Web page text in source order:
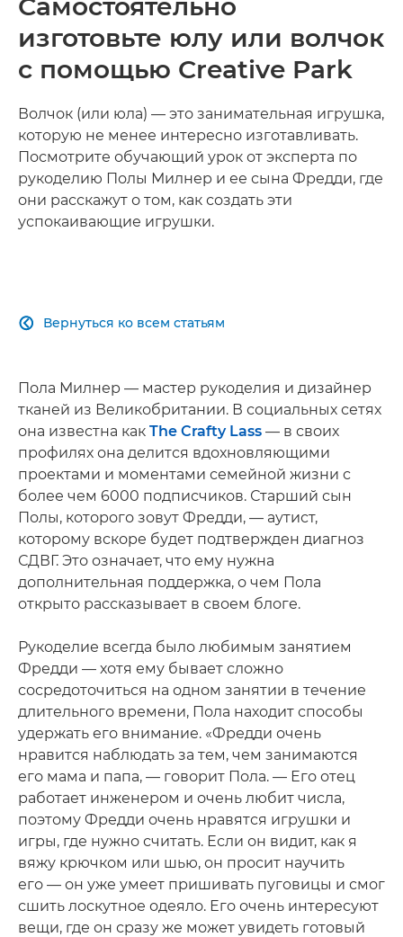
Самостоятельно
изготовьте юлу или волчок
с помощью Creative Park
Волчок (или юла) — это занимательная игрушка,
которую не менее интересно изготавливать.
Посмотрите обучающий урок от эксперта по
рукоделию Полы Милнер и ее сына Фредди, где
они расскажут о том, как создать эти
успокаивающие игрушки.
Вернуться ко всем статьям

Пола Милнер — мастер рукоделия и дизайнер
тканей из Великобритании. В социальных сетях
она известна как The Crafty Lass — в своих
профилях она делится вдохновляющими
проектами и моментами семейной жизни с
более чем 6000 подписчиков. Старший сын
Полы, которого зовут Фредди, — аутист,
которому вскоре будет подтвержден диагноз
СДВГ. Это означает, что ему нужна
дополнительная поддержка, о чем Пола
открыто рассказывает в своем блоге.
Рукоделие всегда было любимым занятием
Фредди — хотя ему бывает сложно
сосредоточиться на одном занятии в течение
длительного времени, Пола находит способы
удержать его внимание. «Фредди очень
нравится наблюдать за тем, чем занимаются
его мама и папа, — говорит Пола. — Его отец
работает инженером и очень любит числа,
поэтому Фредди очень нравятся игрушки и
игры, где нужно считать. Если он видит, как я
вяжу крючком или шью, он просит научить
его — он уже умеет пришивать пуговицы и смог
сшить лоскутное одеяло. Его очень интересуют
вещи, где он сразу же может увидеть готовый